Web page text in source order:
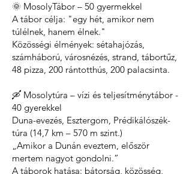
🌞 MosolyTábor – 50 gyermekkel
A tábor célja: "egy hét, amikor nem
túlélnek, hanem élnek."
Közösségi élmények: sétahajózás,
számháború, városnézés, strand, tábortűz,
48 pizza, 200 rántotthús, 200 palacsinta.
🛶 Mosolytúra – vízi és teljesítménytábor -
40 gyerekkel
Duna-evezés, Esztergom, Prédikálószék-
túra (14,7 km – 570 m szint.)
„Amikor a Dunán eveztem, először
mertem nagyot gondolni.”
A táborok hatása: bátorság, közösség,